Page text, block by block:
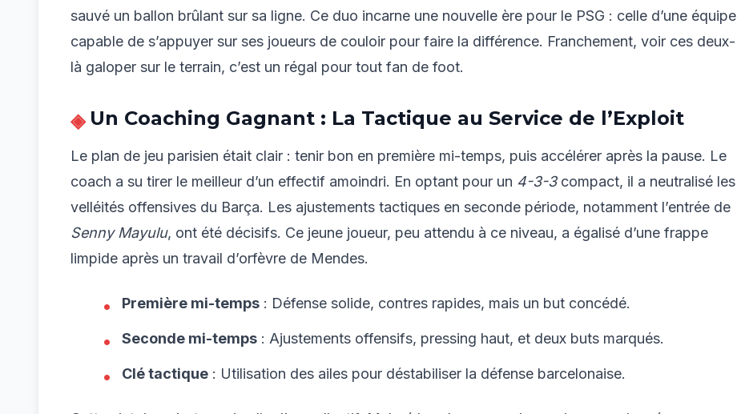
sauvé un ballon brûlant sur sa ligne. Ce duo incarne une nouvelle ère pour le PSG : celle d’une équipe
capable de s’appuyer sur ses joueurs de couloir pour faire la différence. Franchement, voir ces deux-
là galoper sur le terrain, c’est un régal pour tout fan de foot.
Un Coaching Gagnant : La Tactique au Service de l’Exploit
Le plan de jeu parisien était clair : tenir bon en première mi-temps, puis accélérer après la pause. Le
coach a su tirer le meilleur d’un effectif amoindri. En optant pour un 4-3-3compact, il a neutralisé les
velléités offensives du Barça. Les ajustements tactiques en seconde période, notamment l’entrée de
Senny Mayulu, ont été décisifs. Ce jeune joueur, peu attendu à ce niveau, a égalisé d’une frappe
limpide après un travail d’orfèvre de Mendes.
Première mi-temps : Défense solide, contres rapides, mais un but concédé.
Seconde mi-temps : Ajustements offensifs, pressing haut, et deux buts marqués.
Clé tactique : Utilisation des ailes pour déstabiliser la défense barcelonaise.